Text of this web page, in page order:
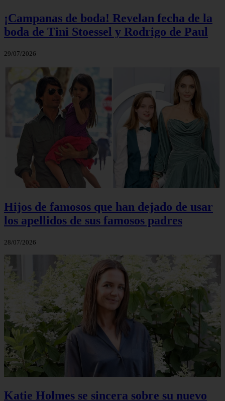
¡Campanas de boda! Revelan fecha de la
boda de Tini Stoessel y Rodrigo de Paul
29/07/2026
Hijos de famosos que han dejado de usar
los apellidos de sus famosos padres
28/07/2026
Katie Holmes se sincera sobre su nuevo